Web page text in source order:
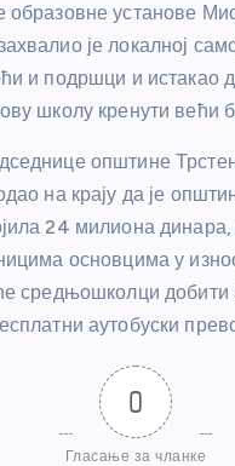
образовне установе
је локалној
и подршци и истакао
школу кренути већи
општине
на крају да је
24 милиона
основцима у
средњошколци добити
аутобуски
0
Гласање за чланке